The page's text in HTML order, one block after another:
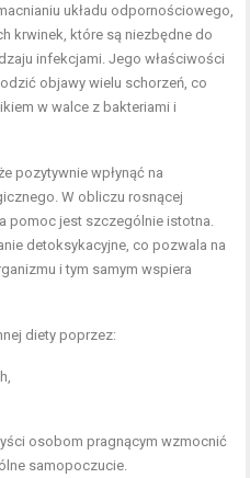
układu odpornościowego,
krwinek, które są niezbędne do
infekcjami. Jego właściwości
objawy wielu schorzeń, co
w walce z bakteriami i
pozytywnie wpłynąć na
W obliczu rosnącej
pomoc jest szczególnie istotna.
detoksykacyjne, co pozwala na
i tym samym wspiera
diety poprzez:
osobom pragnącym wzmocnić
samopoczucie.